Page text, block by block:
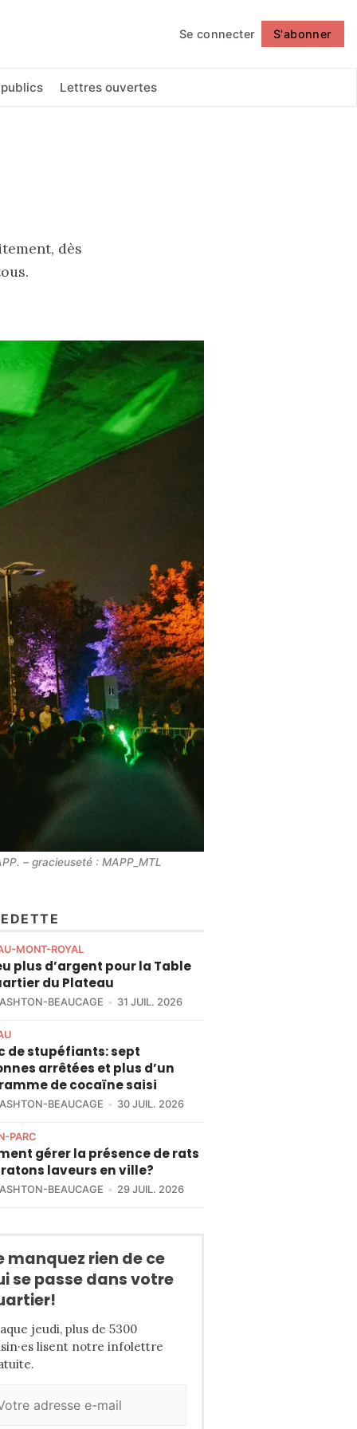
Se connecter S'abonner
Lettres ouvertes
Suivre
dès
– gracieuseté : MAPP_MTL
MONT-ROYAL
plus d’argent pour la Table
du Plateau
BEAUCAGE 31 JUIL. 2026
de stupéfiants: sept
arrêtées et plus d’un
de cocaïne saisi
BEAUCAGE 30 JUIL. 2026
PARC
gérer la présence de rats
laveurs en ville?
BEAUCAGE 29 JUIL. 2026
manquez rien de ce
se passe dans votre
jeudi, plus de 5300
lisent notre infolettre